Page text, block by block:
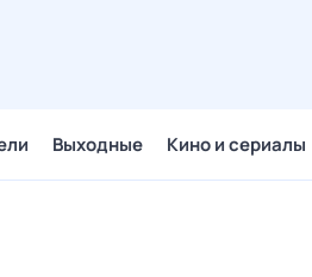
Выходные Кино и сериалы